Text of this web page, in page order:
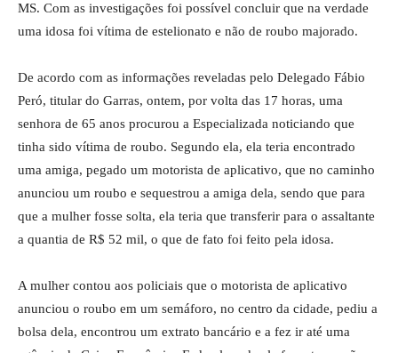
MS. Com as investigações foi possível concluir que na verdade
uma idosa foi vítima de estelionato e não de roubo majorado.
De acordo com as informações reveladas pelo Delegado Fábio
Peró, titular do Garras, ontem, por volta das 17 horas, uma
senhora de 65 anos procurou a Especializada noticiando que
tinha sido vítima de roubo. Segundo ela, ela teria encontrado
uma amiga, pegado um motorista de aplicativo, que no caminho
anunciou um roubo e sequestrou a amiga dela, sendo que para
que a mulher fosse solta, ela teria que transferir para o assaltante
a quantia de R$ 52 mil, o que de fato foi feito pela idosa.
A mulher contou aos policiais que o motorista de aplicativo
anunciou o roubo em um semáforo, no centro da cidade, pediu a
bolsa dela, encontrou um extrato bancário e a fez ir até uma